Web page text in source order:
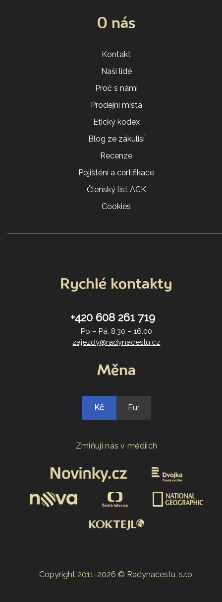
O nás
Kontakt
Naši lidé
Proč s námi
Prodejní místa
Etický kodex
Blog ze zákulisí
Recenze
Pojištění a certifikace
Členský list ACK
Cookies
Rychlé kontakty
+420 608 261 719
Po – Pá: 8:30 – 16:00
zajezdy@radynacestu.cz
Měna
Kč Eur
Zmiňují nás v médiích
Copyright 2011-2026 © Radynacestu, s.r.o.